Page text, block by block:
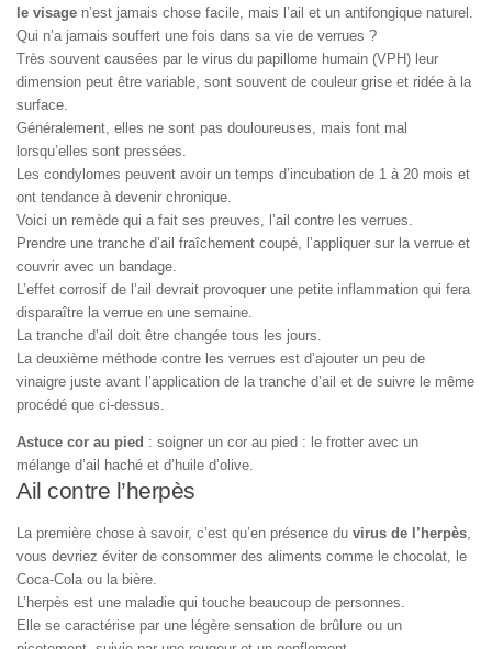
le visage n’est jamais chose facile, mais l’ail et un antifongique naturel.
Qui n’a jamais souffert une fois dans sa vie de verrues ?
Très souvent causées par le virus du papillome humain (VPH) leur
dimension peut être variable, sont souvent de couleur grise et ridée à la
surface.
Généralement, elles ne sont pas douloureuses, mais font mal
lorsqu’elles sont pressées.
Les condylomes peuvent avoir un temps d’incubation de 1 à 20 mois et
ont tendance à devenir chronique.
Voici un remède qui a fait ses preuves, l’ail contre les verrues.
Prendre une tranche d’ail fraîchement coupé, l’appliquer sur la verrue et
couvrir avec un bandage.
L’effet corrosif de l’ail devrait provoquer une petite inflammation qui fera
disparaître la verrue en une semaine.
La tranche d’ail doit être changée tous les jours.
La deuxième méthode contre les verrues est d’ajouter un peu de
vinaigre juste avant l’application de la tranche d’ail et de suivre le même
procédé que ci-dessus.
Astuce cor au pied : soigner un cor au pied : le frotter avec un
mélange d’ail haché et d’huile d’olive.
Ail contre l’herpès
La première chose à savoir, c’est qu’en présence du virus de l’herpès,
vous devriez éviter de consommer des aliments comme le chocolat, le
Coca-Cola ou la bière.
L’herpès est une maladie qui touche beaucoup de personnes.
Elle se caractérise par une légère sensation de brûlure ou un